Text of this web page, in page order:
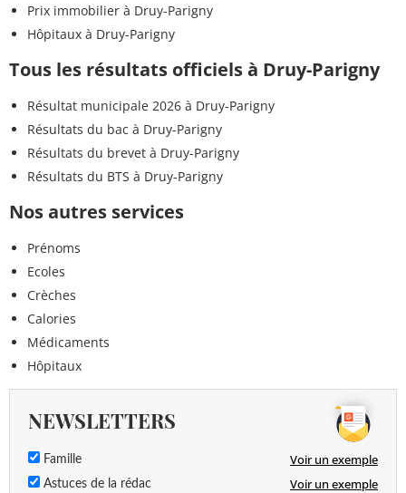
Prix immobilier à Druy-Parigny
Hôpitaux à Druy-Parigny
Tous les résultats officiels à Druy-Parigny
Résultat municipale 2026 à Druy-Parigny
Résultats du bac à Druy-Parigny
Résultats du brevet à Druy-Parigny
Résultats du BTS à Druy-Parigny
Nos autres services
Prénoms
Ecoles
Crèches
Calories
Médicaments
Hôpitaux
NEWSLETTERS
Famille Voir un exemple
Astuces de la rédac Voir un exemple